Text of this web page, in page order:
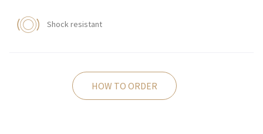
Shock resistant
HOW TO ORDER